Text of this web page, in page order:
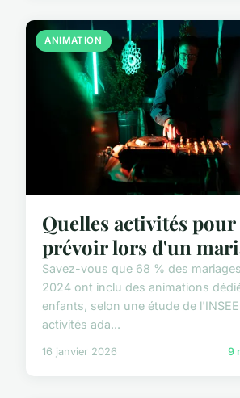
ANIMATION
Quelles activités
prévoir lors d'un
Savez-vous que 68 % des
2024 ont inclu des animations
enfants, selon une étude de
activités ada...
16 janvier 2026 9